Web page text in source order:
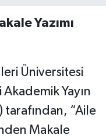
Yazımı
Üniversitesi
Yayın
tarafından, “Aile
Makale